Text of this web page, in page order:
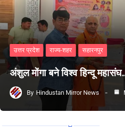
उत्तर प्रदेश राज्य-शहर सहारनपुर
अंशुल मोंगा बने विश्व हिन्दू
By Hindustan Mirror News